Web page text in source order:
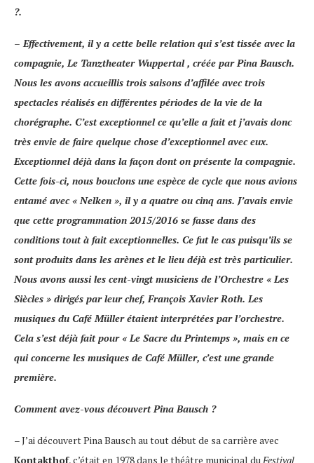
?.
– Effectivement, il y a cette belle relation qui s’est tissée avec la
compagnie, Le Tanztheater Wuppertal, créée par Pina Bausch.
Nous les avons accueillis trois saisons d’affilée avec trois
spectacles réalisés en différentes périodes de la vie de la
chorégraphe. C’est exceptionnel ce qu’elle a fait et j’avais donc
très envie de faire quelque chose d’exceptionnel avec eux.
Exceptionnel déjà dans la façon dont on présente la compagnie.
Cette fois-ci, nous bouclons une espèce de cycle que nous avions
entamé avec «Nelken », il y a quatre ou cinq ans. J’avais envie
que cette programmation 2015/2016 se fasse dans des
conditions tout à fait exceptionnelles. Ce fut le cas puisqu’ils se
sont produits dans les arènes et le lieu déjà est très particulier.
Nous avons aussi les cent-vingt musiciens de l’Orchestre « Les
Siècles » dirigés par leur chef,François Xavier Roth. Les
musiques du Café Müllerétaient interprétées par l’orchestre.
Cela s’est déjà fait pour « Le Sacre du Printemps », mais en ce
qui concerne les musiques de Café Müller, c’est une grande
première.
Comment avez-vous découvert Pina Bausch ?
– J’ai découvert Pina Bausch au tout début de sa carrière avec
Kontakthof, c’était en 1978 dans le théâtre municipal du Festival